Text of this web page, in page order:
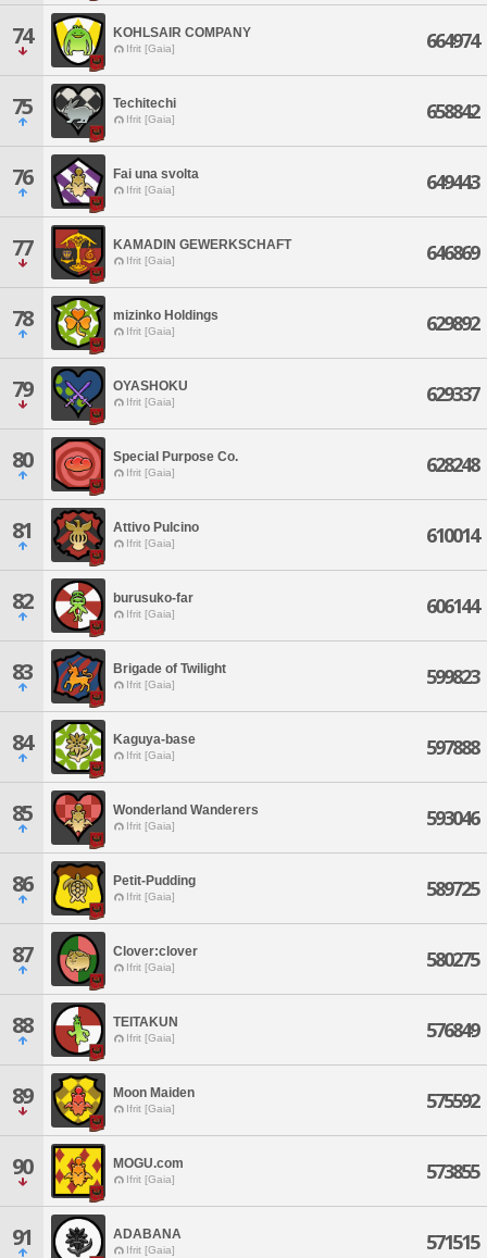
74 KOHLSAIR COMPANY
Ifrit [Gaia] 664974
75 Techitechi
Ifrit [Gaia] 658842
76 Fai una svolta
Ifrit [Gaia] 649443
77 KAMADIN GEWERKSCHAFT
Ifrit [Gaia] 646869
78 mizinko Holdings
Ifrit [Gaia] 629892
79 OYASHOKU
Ifrit [Gaia] 629337
80 Special Purpose Co.
Ifrit [Gaia] 628248
81 Attivo Pulcino
Ifrit [Gaia] 610014
82 burusuko-far
Ifrit [Gaia] 606144
83 Brigade of Twilight
Ifrit [Gaia] 599823
84 Kaguya-base
Ifrit [Gaia] 597888
85 Wonderland Wanderers
Ifrit [Gaia] 593046
86 Petit-Pudding
Ifrit [Gaia] 589725
87 Clover:clover
Ifrit [Gaia] 580275
88 TEITAKUN
Ifrit [Gaia] 576849
89 Moon Maiden
Ifrit [Gaia] 575592
90 MOGU.com
Ifrit [Gaia] 573855
91 ADABANA
Ifrit [Gaia] 571515